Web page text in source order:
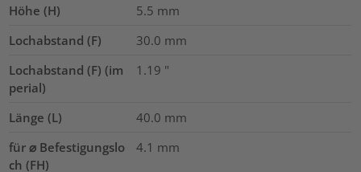
Höhe (H)
5.5 mm
Lochabstand (F)
30.0 mm
Lochabstand (F) (im
perial)
1.19 "
Länge (L) 40.0 mm
für ⌀ Befestigungslo
ch (FH)
4.1 mm